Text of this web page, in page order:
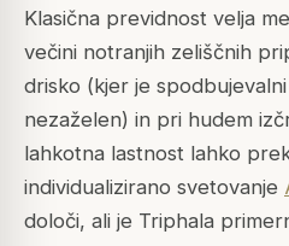
Klasična previdnost velja
večini notranjih zeliščnih
drisko (kjer je
nezaželen) in pri hudem
lahkotna lastnost lahko
individualizirano svetovanje
določi, ali je Triphala